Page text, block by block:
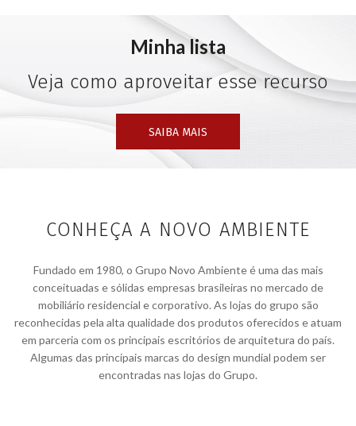
Minha lista
Veja como aproveitar esse recurso
SAIBA MAIS
CONHEÇA A NOVO AMBIENTE
Fundado em 1980, o Grupo Novo Ambiente é uma das mais
conceituadas e sólidas empresas brasileiras no mercado de
mobiliário residencial e corporativo. As lojas do grupo são
reconhecidas pela alta qualidade dos produtos oferecidos e atuam
em parceria com os principais escritórios de arquitetura do país.
Algumas das principais marcas do design mundial podem ser
encontradas nas lojas do Grupo.